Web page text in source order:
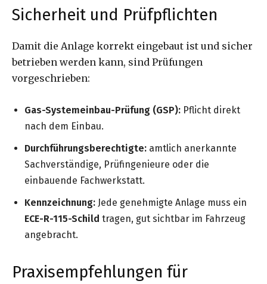
Sicherheit und Prüfpflichten
Damit die Anlage korrekt eingebaut ist und sicher
betrieben werden kann, sind Prüfungen
vorgeschrieben:
Gas-Systemeinbau-Prüfung (GSP): Pflicht direkt
nach dem Einbau.
Durchführungsberechtigte: amtlich anerkannte
Sachverständige, Prüfingenieure oder die
einbauende Fachwerkstatt.
Kennzeichnung: Jede genehmigte Anlage muss ein
ECE-R-115-Schild tragen, gut sichtbar im Fahrzeug
angebracht.
Praxisempfehlungen für